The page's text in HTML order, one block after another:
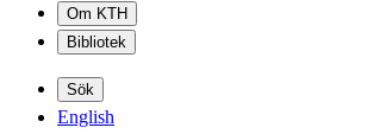
Om KTH
Bibliotek
Sök
English